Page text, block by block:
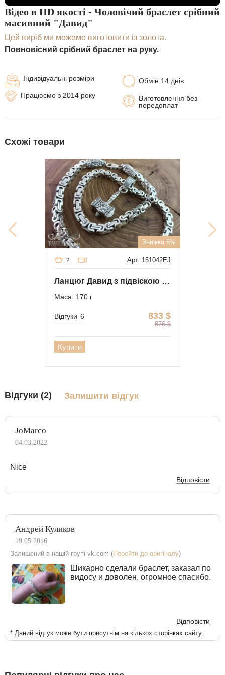
Відео в HD якості - Чоловічий браслет срібний
масивний "Давид"
Цей виріб ми можемо виготовити із золота.
Повновісний срібний браслет на руку.
Обмін 14 днів
Виготовлення без
передоплат
Індивідуальні розміри
Працюємо з 2014 року
Схожі товари
Знижка 5%
Арт. 151042EJ
2
Ланцюг Давид з підвіскою Молот зі срібла
Маса: 170 г
833 $
876 $
Відгуки 6
Купити
Відгуки (2) Залишити відгук
JoMarco
04.03.2022
Nice
Відповісти
Андрей Куликов
19.05.2016
Залишений в нашій групі vk.com (Перейти до оригіналу)
Шикарно сделали браслет, заказал по
видосу и доволен, огромное спасибо.
Відповісти
* Даний відгук може бути присутнім на кількох сторінках сайту.